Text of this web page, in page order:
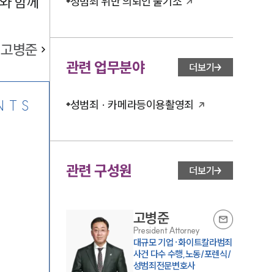
고병준
관련 업무분야 더보기
성범죄 · 카메라등이용촬영죄
관련 구성원 더보기
고병준
President Attorney
대규모 기업·화이트칼라범죄
사건 다수 수행,노동/포렌식/
성범죄전문변호사